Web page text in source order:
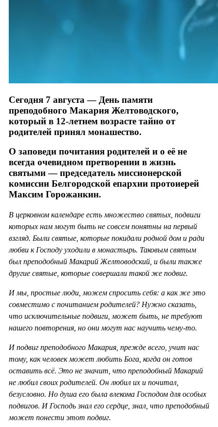
Сегодня 7 августа — День памяти
преподобного Макария Желтоводского,
который в 12-летнем возрасте тайно от
родителей принял монашество.
О заповеди почитания родителей и о её не
всегда очевидном претворении в жизнь
святыми — председатель миссионерской
комиссии Белгородской епархии протоиерей
Максим Горожанкин.
В церковном календаре есть множество святых, подвиги
которых нам могут быть не совсем понятны на первый
взгляд. Были святые, которые покидали родной дом и ради
любви к Господу уходили в монастырь. Таковым святым
был преподобный Макарий Желтоводский, и были также
другие святые, которые совершали такой же подвиг.
И мы, простые люди, можем спросить себя: а как же это
совместимо с почитанием родителей? Нужно сказать,
что исключительные подвиги, может быть, не требуют
нашего повторения, но они могут нас научить чему-то.
И подвиг преподобного Макария, прежде всего, учит нас
тому, как человек может любить Бога, когда он готов
оставить всё. Это не значит, что преподобный Макарий
не любил своих родителей. Он любил их и почитал,
безусловно. Но душа его была влекома Господом для особых
подвигов. И Господь знал его сердце, знал, что преподобный
может понести этот подвиг.